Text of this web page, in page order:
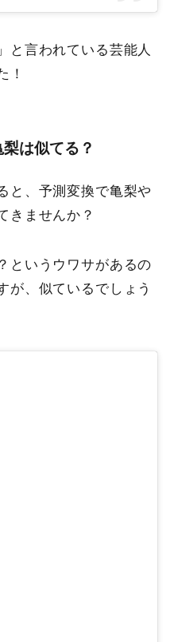
と言われている芸能人
！
は似てる？
と、予測変換で亀梨や
きませんか？
というウワサがあるの
、似ているでしょう